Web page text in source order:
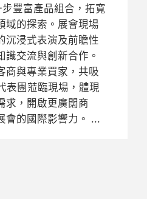
豐富產品組合，拓寬
域的探索。展會現場
沉浸式表演及前瞻性
交流與創新合作。
商與專業買家，共吸
表團蒞臨現場，體現
求，開啟更廣闊商
的國際影響力。